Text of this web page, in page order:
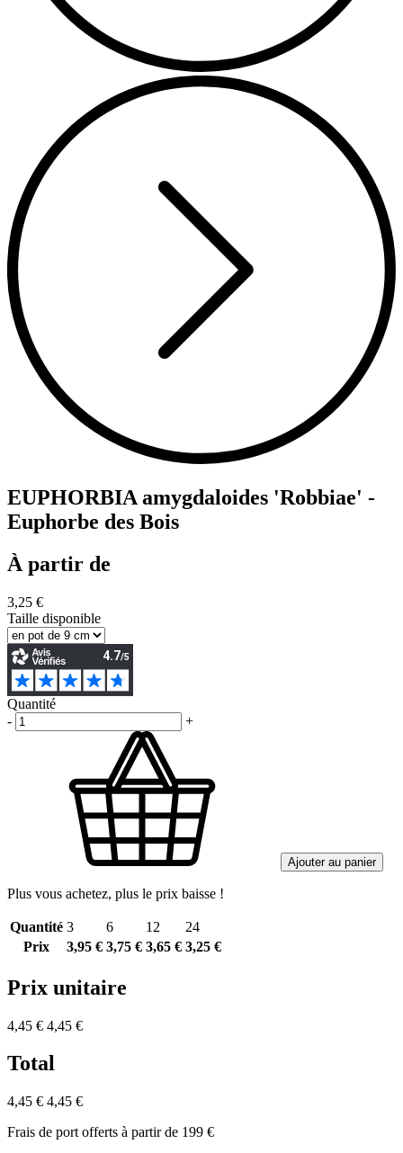
EUPHORBIA amygdaloides 'Robbiae' -
Euphorbe des Bois
À partir de
3,25 €
Taille disponible
Quantité
-
+
Ajouter au panier
Plus vous achetez, plus le prix baisse !
Quantité 3 6 12
24
Prix
3,95 € 3,75 € 3,65 € 3,25 €
Prix unitaire
4,45 € 4,45 €
Total
4,45 € 4,45 €
Frais de port offerts à partir de 199 €